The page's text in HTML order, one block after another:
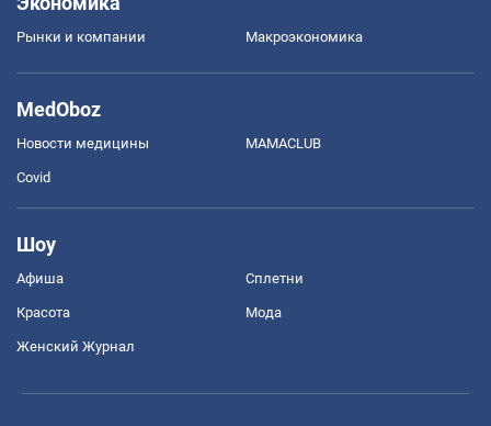
Рынки и компании Mакроэкономика
MedOboz
Новости медицины MAMACLUB
Covid
Шоу
Афиша Сплетни
Красота Мода
Женский Журнал